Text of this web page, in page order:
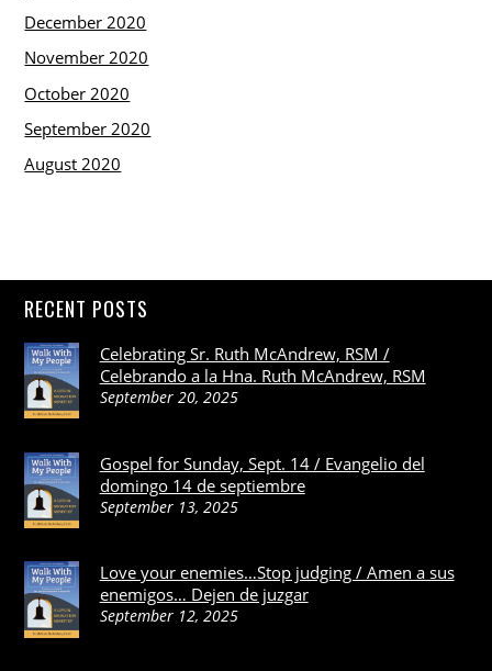
December 2020
November 2020
October 2020
September 2020
August 2020
RECENT POSTS
Celebrating Sr. Ruth McAndrew, RSM /
Celebrando a la Hna. Ruth McAndrew, RSM
September 20, 2025
Gospel for Sunday, Sept. 14 / Evangelio del
domingo 14 de septiembre
September 13, 2025
Love your enemies…Stop judging / Amen a sus
enemigos… Dejen de juzgar
September 12, 2025